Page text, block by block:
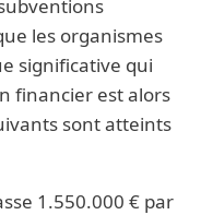
les organismes
significative qui
financier est alors
sont atteints
1.550.000 € par